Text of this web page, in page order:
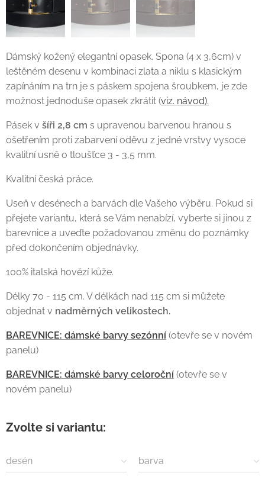
Dámský kožený elegantní opasek. Spona (4 x 3,6cm) v
leštěném desenu v kombinaci zlata a niklu s klasickým
zapínáním na trn je s páskem spojena šroubkem, je zde
možnost jednoduše opasek zkrátit (viz. návod).
Pásek v šíři 2,8 cm s upravenou barvenou hranou s
ošetřením proti zabarvení oděvu z jedné vrstvy vysoce
kvalitní usně o tloušťce 3 - 3,5 mm.
Kvalitní česká práce.
Useň v desénech a barvách dle Vašeho výběru. Pokud si
přejete variantu, která se Vám nenabízí, vyberte si jinou z
barevnice a uveďte požadovanou změnu do poznámky
před dokončením objednávky.
100% italská hovězí kůže.
Délky 70 - 115 cm. V délkách nad 115 cm si můžete
objednat v nadměrných velikostech.
BAREVNICE: dámské barvy sezónní (otevře se v novém
panelu)
BAREVNICE: dámské barvy celoroční (otevře se v
novém panelu)
Zvolte si variantu:
desén barva